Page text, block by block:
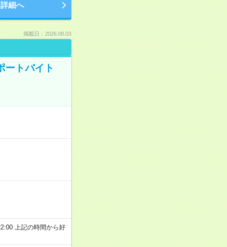
詳細へ
掲載日：2026.08.03
ートバイト
上記の時間から好